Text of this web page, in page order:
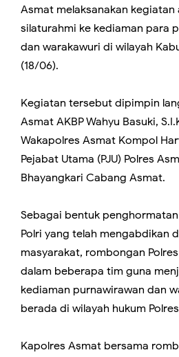
Asmat melaksanakan kegiatan
silaturahmi ke kediaman para
dan warakawuri di wilayah
(18/06).
Kegiatan tersebut dipimpin
Asmat AKBP Wahyu Basuki,
Wakapolres Asmat Kompol
Pejabat Utama (PJU) Polres
Bhayangkari Cabang Asmat.
Sebagai bentuk
Polri yang telah mengabdikan
masyarakat, rombongan
dalam beberapa tim guna
kediaman purnawirawan dan
berada di wilayah hukum
Kapolres Asmat bersama